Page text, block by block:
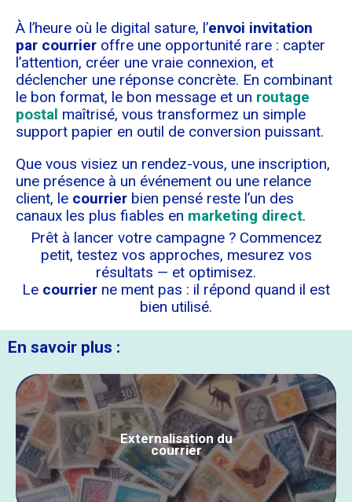
À l’heure où le digital sature, l’envoi invitation
par courrier offre une opportunité rare : capter
l’attention, créer une vraie connexion, et
déclencher une réponse concrète. En combinant
le bon format, le bon message et un routage
postal maîtrisé, vous transformez un simple
support papier en outil de conversion puissant.
Que vous visiez un rendez-vous, une inscription,
une présence à un événement ou une relance
client, le courrier bien pensé reste l’un des
canaux les plus fiables en marketing direct.
Prêt à lancer votre campagne ? Commencez
petit, testez vos approches, mesurez vos
résultats — et optimisez.
Le courrier ne ment pas : il répond quand il est
bien utilisé.
En savoir plus :
Externalisation du
courrier